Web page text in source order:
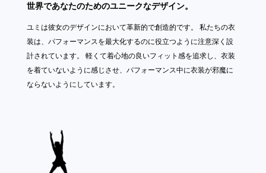
世界であなたのためのユニークなデザイン。
ユミは彼女のデザインにおいて革新的で創造的です。 私たちの衣
装は、パフォーマンスを最大化するのに役立つように注意深く設
計されています。 軽くて着心地の良いフィット感を追求し、衣装
を着ていないように感じさせ、パフォーマンス中に衣装が邪魔に
ならないようにしています。